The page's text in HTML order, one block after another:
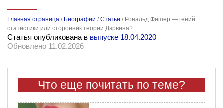
Главная страница / Биографии /Статьи / Рональд Фишер — гений
статистики или сторонник теории Дарвина?
Статья опубликована в выпуске 18.04.2020
Обновлено 11.02.2026
Что еще почитать по теме?